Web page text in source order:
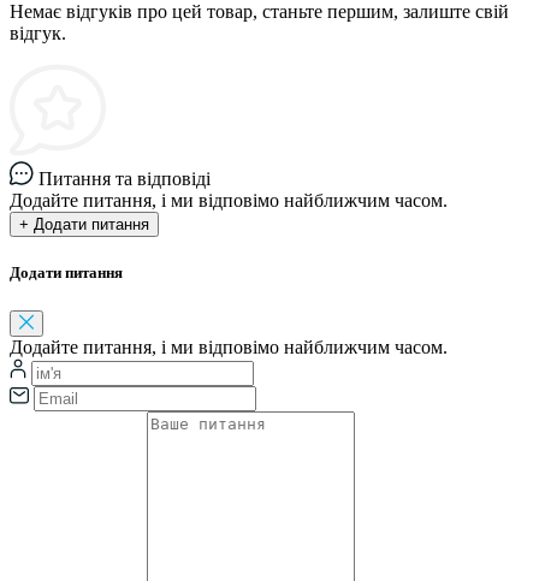
Немає відгуків про цей товар, станьте першим, залиште свій
відгук.
Питання та відповіді
Додайте питання, і ми відповімо найближчим часом.
+ Додати питання
Додати питання
Додайте питання, і ми відповімо найближчим часом.